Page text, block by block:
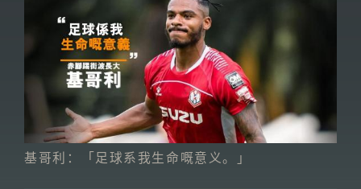
基哥利：「足球系我生命嘅意义。」